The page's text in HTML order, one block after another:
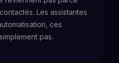
Les assistantes
ces
pas.